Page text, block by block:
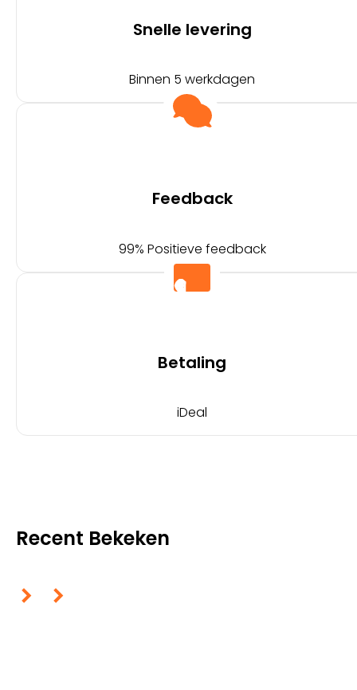
Snelle levering
Binnen 5 werkdagen
Feedback
99% Positieve feedback
Betaling
iDeal
Recent Bekeken